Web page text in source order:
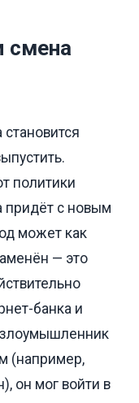
смена
политики
придёт с новым
может как
— это
банка и
(например,
он мог войти в